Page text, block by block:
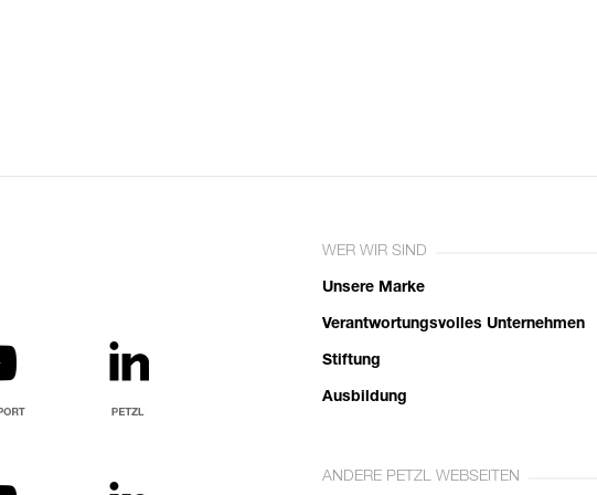
WER WIR SIND
Unsere Marke
Verantwortungsvolles Unternehmen
Stiftung
Ausbildung
ANDERE PETZL WEBSEITEN